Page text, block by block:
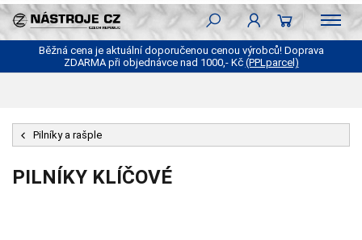
Běžná cena je aktuální doporučenou cenou výrobců! Doprava
ZDARMA při objednávce nad 1000,- Kč (PPLparcel)
Pilníky a rašple
PILNÍKY KLÍČOVÉ